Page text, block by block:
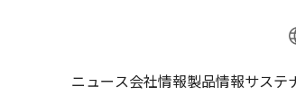
ニュース会社情報製品情報サステ